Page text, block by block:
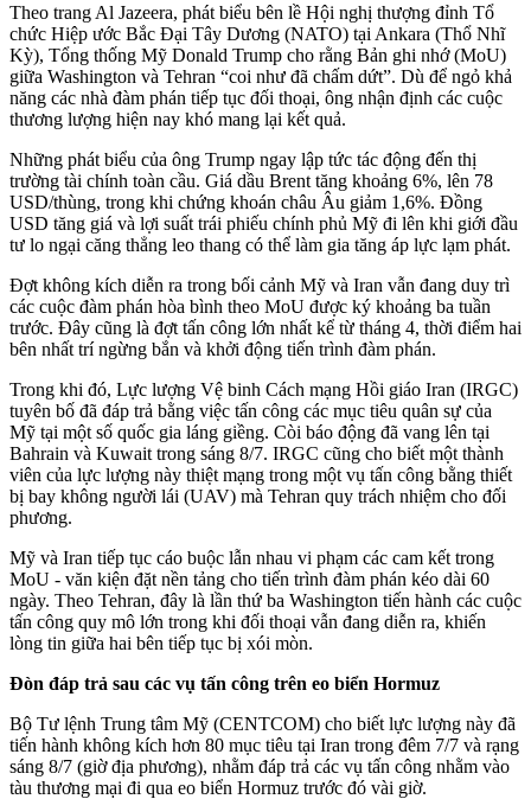
Theo trang Al Jazeera, phát biểu bên lề Hội nghị thượng đỉnh Tổ
chức Hiệp ước Bắc Đại Tây Dương (NATO) tại Ankara (Thổ Nhĩ
Kỳ), Tổng thống Mỹ Donald Trump cho rằng Bản ghi nhớ (MoU)
giữa Washington và Tehran “coi như đã chấm dứt”. Dù để ngỏ khả
năng các nhà đàm phán tiếp tục đối thoại, ông nhận định các cuộc
thương lượng hiện nay khó mang lại kết quả.
Những phát biểu của ông Trump ngay lập tức tác động đến thị
trường tài chính toàn cầu. Giá dầu Brent tăng khoảng 6%, lên 78
USD/thùng, trong khi chứng khoán châu Âu giảm 1,6%. Đồng
USD tăng giá và lợi suất trái phiếu chính phủ Mỹ đi lên khi giới đầu
tư lo ngại căng thẳng leo thang có thể làm gia tăng áp lực lạm phát.
Đợt không kích diễn ra trong bối cảnh Mỹ và Iran vẫn đang duy trì
các cuộc đàm phán hòa bình theo MoU được ký khoảng ba tuần
trước. Đây cũng là đợt tấn công lớn nhất kể từ tháng 4, thời điểm hai
bên nhất trí ngừng bắn và khởi động tiến trình đàm phán.
Trong khi đó, Lực lượng Vệ binh Cách mạng Hồi giáo Iran (IRGC)
tuyên bố đã đáp trả bằng việc tấn công các mục tiêu quân sự của
Mỹ tại một số quốc gia láng giềng. Còi báo động đã vang lên tại
Bahrain và Kuwait trong sáng 8/7. IRGC cũng cho biết một thành
viên của lực lượng này thiệt mạng trong một vụ tấn công bằng thiết
bị bay không người lái (UAV) mà Tehran quy trách nhiệm cho đối
phương.
Mỹ và Iran tiếp tục cáo buộc lẫn nhau vi phạm các cam kết trong
MoU - văn kiện đặt nền tảng cho tiến trình đàm phán kéo dài 60
ngày. Theo Tehran, đây là lần thứ ba Washington tiến hành các cuộc
tấn công quy mô lớn trong khi đối thoại vẫn đang diễn ra, khiến
lòng tin giữa hai bên tiếp tục bị xói mòn.
Đòn đáp trả sau các vụ tấn công trên eo biển Hormuz
Bộ Tư lệnh Trung tâm Mỹ (CENTCOM) cho biết lực lượng này đã
tiến hành không kích hơn 80 mục tiêu tại Iran trong đêm 7/7 và rạng
sáng 8/7 (giờ địa phương), nhằm đáp trả các vụ tấn công nhằm vào
tàu thương mại đi qua eo biển Hormuz trước đó vài giờ.